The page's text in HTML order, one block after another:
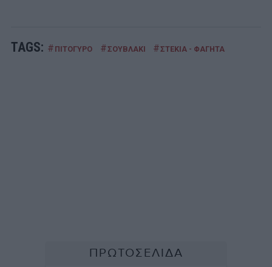
TAGS: # ΠΙΤΟΓΥΡΟ #ΣΟΥΒΛΑΚΙ #ΣΤΕΚΙΑ - ΦΑΓΗΤΑ